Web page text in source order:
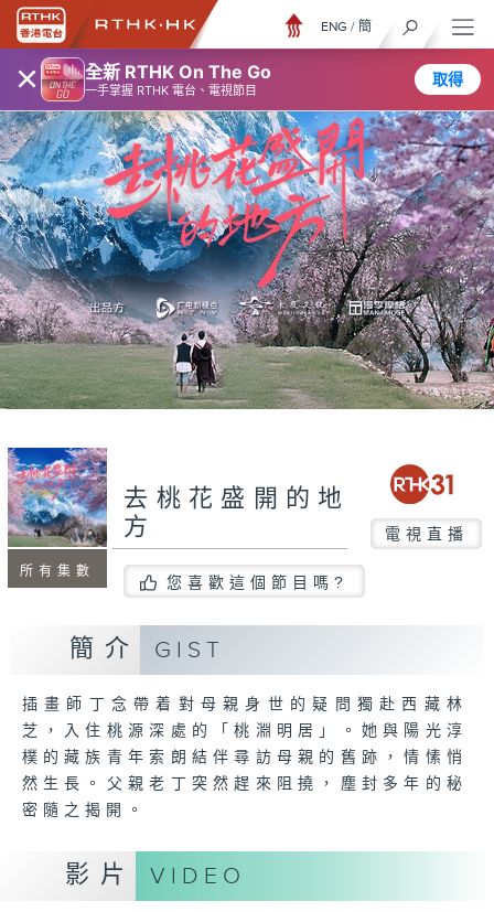
× 全新 RTHK On The Go
一手掌握 RTHK 電台、電視節目
取得
ENG / 簡
所有集數
去桃花盛開的地
方
電視直播
您喜歡這個節目嗎?
簡介 GIST
插畫師丁念帶着對母親身世的疑問獨赴西藏林
芝，入住桃源深處的「桃淵明居」。她與陽光淳
樸的藏族青年索朗結伴尋訪母親的舊跡，情愫悄
然生長。父親老丁突然趕來阻撓，塵封多年的秘
密隨之揭開。
影片 VIDEO